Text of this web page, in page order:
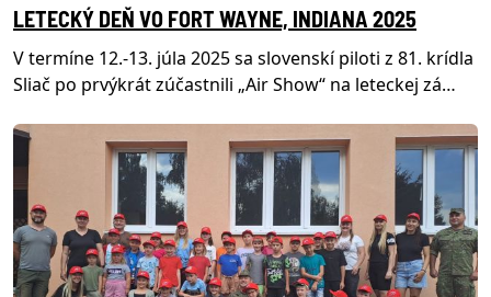
LETECKÝ DEŇ VO FORT WAYNE, INDIANA 2025
V termíne 12.-13. júla 2025 sa slovenskí piloti z 81. krídla
Sliač po prvýkrát zúčastnili „Air Show“ na leteckej zá…